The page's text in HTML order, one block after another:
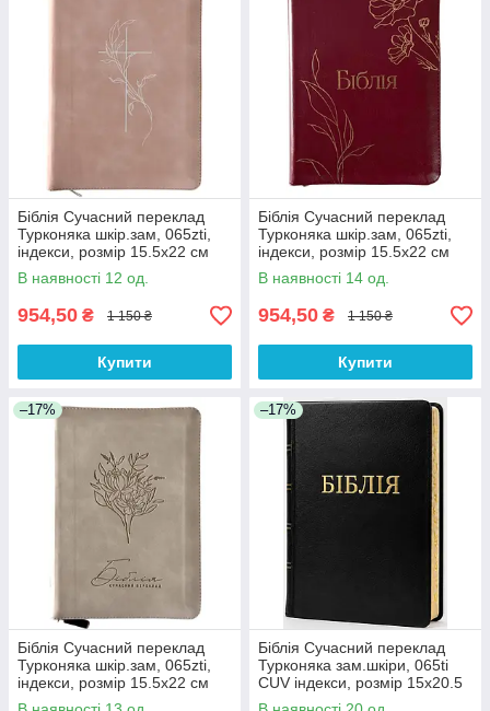
Біблія Сучасний переклад
Турконяка шкір.зам, 065zti,
індекси, розмір 15.5х22 см
(арт 1056614) Пудрова
В наявності 12 од.
954,50 ₴ 1 150 ₴
Купити
Біблія Сучасний переклад
Турконяка шкір.зам, 065zti,
індекси, розмір 15.5х22 см
(арт 1056615) Бордова
В наявності 14 од.
954,50 ₴ 1 150 ₴
Купити
–17%
Біблія Сучасний переклад
Турконяка шкір.зам, 065zti,
індекси, розмір 15.5х22 см
(арт 1056616)
–17%
Біблія Сучасний переклад
Турконяка зам.шкіри, 065ti
CUV індекси, розмір 15х20.5
см (арт 1056506) Чорна